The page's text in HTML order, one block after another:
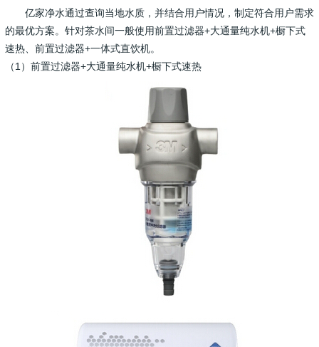
亿家净水通过查询当地水质，并结合用户情况，制定符合用户需求
的最优方案。针对茶水间一般使用前置过滤器+大通量纯水机+橱下式
速热、前置过滤器+一体式直饮机。
（1）前置过滤器+大通量纯水机+橱下式速热